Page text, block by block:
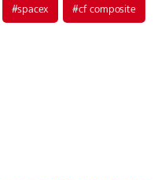
#spacex #cf composite